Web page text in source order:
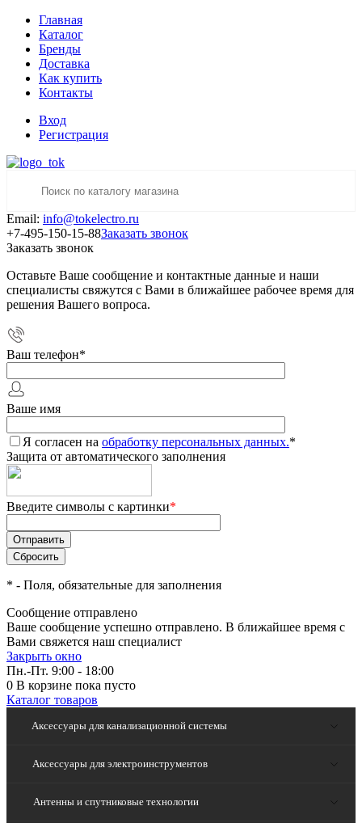
Главная
Каталог
Бренды
Доставка
Как купить
Контакты
Вход
Регистрация
Email: info@tokelectro.ru
+7-495-150-15-88Заказать звонок
Заказать звонок
Оставьте Ваше сообщение и контактные данные и наши
специалисты свяжутся с Вами в ближайшее рабочее время для
решения Вашего вопроса.
Ваш телефон*
Ваше имя
Я согласен на обработку персональных данных.*
Защита от автоматического заполнения
Введите символы с картинки*
* - Поля, обязательные для заполнения
Сообщение отправлено
Ваше сообщение успешно отправлено. В ближайшее время с
Вами свяжется наш специалист
Закрыть окно
Пн.-Пт. 9:00 - 18:00
0 В корзине пока пусто
Каталог товаров
Аксессуары для канализационной системы
Аксессуары для электроинструментов
Антенны и спутниковые технологии